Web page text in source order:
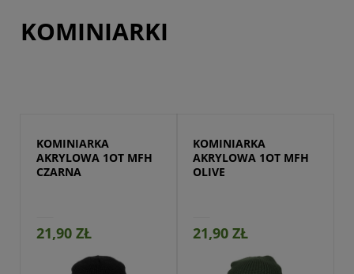
KOMINIARKI
KOMINIARKA
AKRYLOWA 1OT MFH
CZARNA
21,90 ZŁ
KOMINIARKA
AKRYLOWA 1OT MFH
OLIVE
21,90 ZŁ